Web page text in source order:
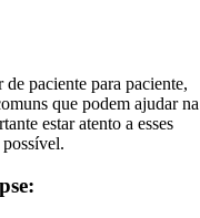
paciente para paciente,
que podem ajudar na
estar atento a esses